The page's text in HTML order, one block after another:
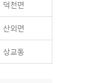
덕천면
산외면
상교동